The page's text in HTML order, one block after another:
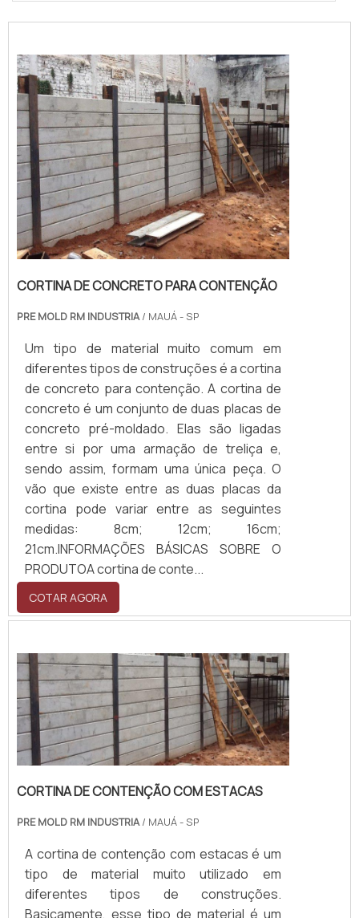
CORTINA DE CONCRETO PARA CONTENÇÃO
PRE MOLD RM INDUSTRIA/ MAUÁ - SP
Um tipo de material muito comum em
diferentes tipos de construções é a cortina
de concreto para contenção. A cortina de
concreto é um conjunto de duas placas de
concreto pré-moldado. Elas são ligadas
entre si por uma armação de treliça e,
sendo assim, formam uma única peça. O
vão que existe entre as duas placas da
cortina pode variar entre as seguintes
medidas: 8cm; 12cm; 16cm;
21cm.INFORMAÇÕES BÁSICAS SOBRE O
PRODUTOA cortina de conte...
COTAR AGORA
CORTINA DE CONTENÇÃO COM ESTACAS
PRE MOLD RM INDUSTRIA/ MAUÁ - SP
A cortina de contenção com estacas é um
tipo de material muito utilizado em
diferentes tipos de construções.
Basicamente, esse tipo de material é um